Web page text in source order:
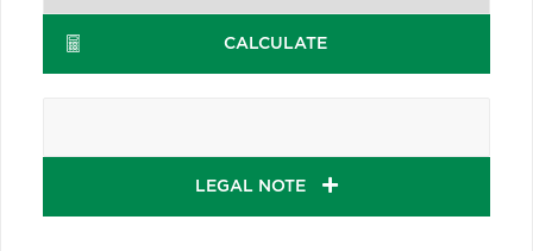
CALCULATE
LEGAL NOTE